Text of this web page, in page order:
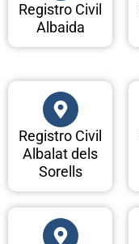
Registro Civil
Albaida
Registro Civil
Albalat dels
Sorells